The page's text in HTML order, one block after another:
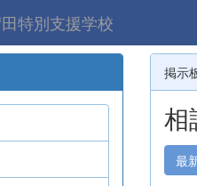
特別支援学校
掲示
相
最